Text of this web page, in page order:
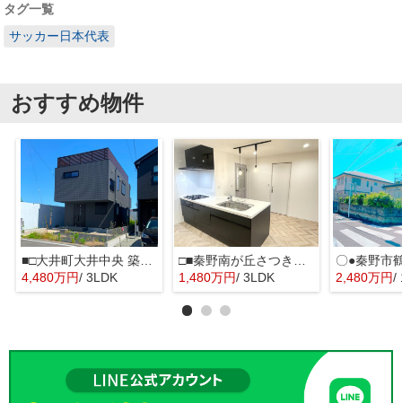
タグ一覧
サッカー日本代表
おすすめ物件
■□大井町大井中央 築後未入居戸建■□
4,480万円/ 3LDK
□■秦野南が丘さつき東住宅2217号棟■□
1,480万円/ 3LDK 2,480万円/